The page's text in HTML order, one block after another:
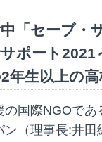
「セーブ・
ポート2021
年生以上の
の国際NGOで
ン（理事長:井